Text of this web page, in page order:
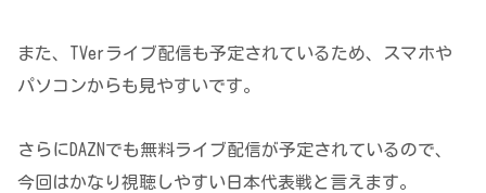
また、TVerライブ配信も予定されているため、スマホや
パソコンからも見やすいです。
さらにDAZNでも無料ライブ配信が予定されているので、
今回はかなり視聴しやすい日本代表戦と言えます。